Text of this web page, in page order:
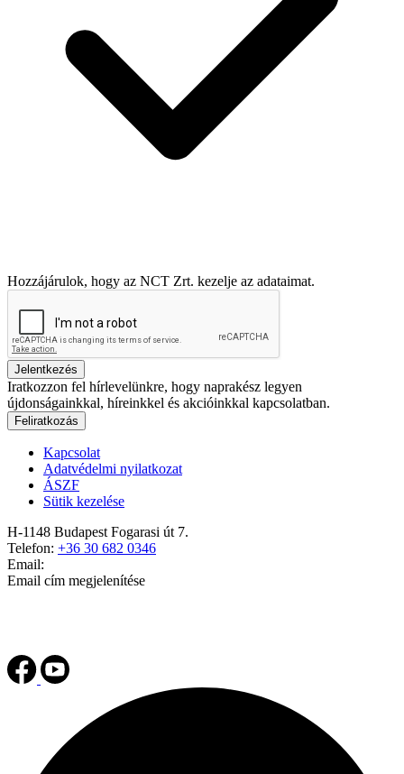
Hozzájárulok, hogy az NCT Zrt. kezelje az adataimat.
Jelentkezés
Iratkozzon fel hírlevelünkre, hogy naprakész legyen
újdonságainkkal, híreinkkel és akcióinkkal kapcsolatban.
Feliratkozás
Kapcsolat
Adatvédelmi nyilatkozat
ÁSZF
Sütik kezelése
H-1148 Budapest Fogarasi út 7.
Telefon: +36 30 682 0346
Email:
Email cím megjelenítése